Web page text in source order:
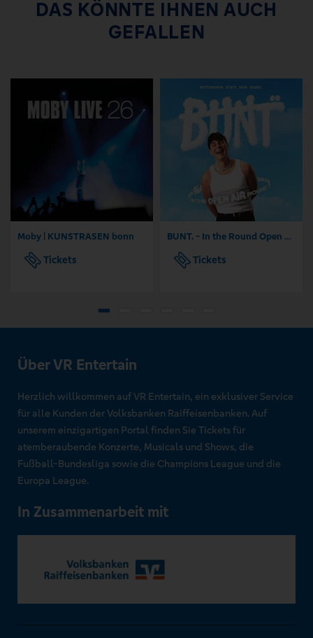
DAS KÖNNTE IHNEN AUCH
GEFALLEN
Moby | KUNSTRASEN bonn
Tickets
BUNT. - In the Round Open Air 2026
Tickets
Über VR Entertain
Herzlich willkommen auf VR Entertain, ein exklusiver Service
für alle Kunden der Volksbanken Raiffeisenbanken. Auf
unserem einzigartigen Portal finden Sie Tickets für
atemberaubende Konzerte, Musicals und Shows, die
Fußball-Bundesliga sowie die Champions League und die
Europa League.
In Zusammenarbeit mit